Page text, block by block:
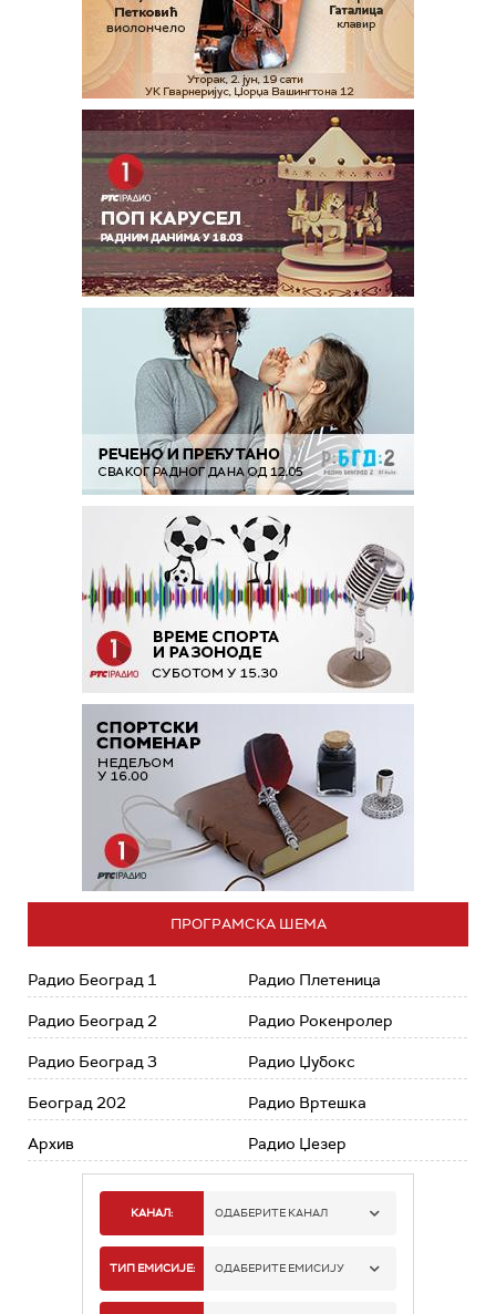
ПРОГРАМСКА ШЕМА
Радио Београд 1
Радио Београд 2
Радио Београд 3
Београд 202
Архив
Радио Плетеница
Радио Рокенролер
Радио Џубокс
Радио Вртешка
Радио Џезер
КАНАЛ: ОДАБЕРИТЕ КАНАЛ
РАДИО БЕОГРАД 1
ТИП ЕМИСИЈЕ: ОДАБЕРИТЕ ЕМИСИЈУ